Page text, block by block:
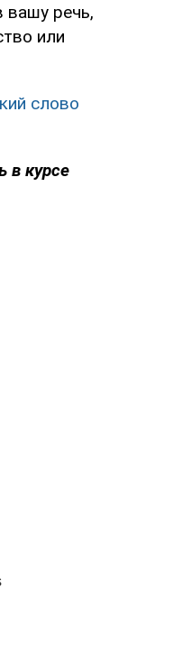
вашу речь,
или
слово
в курсе